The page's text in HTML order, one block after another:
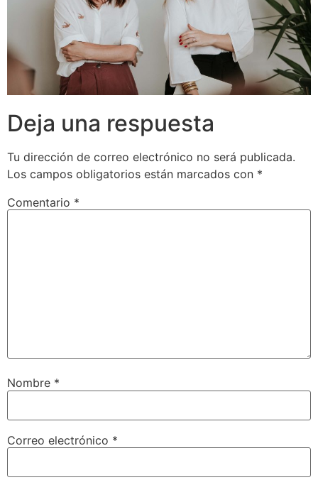
Deja una respuesta
Tu dirección de correo electrónico no será publicada.
Los campos obligatorios están marcados con *
Comentario *
Nombre *
Correo electrónico *